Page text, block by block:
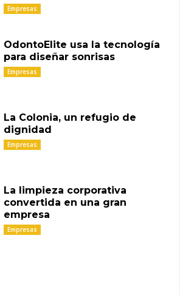
Empresas
OdontoElite usa la tecnología
para diseñar sonrisas
Empresas
La Colonia, un refugio de
dignidad
Empresas
La limpieza corporativa
convertida en una gran
empresa
Empresas